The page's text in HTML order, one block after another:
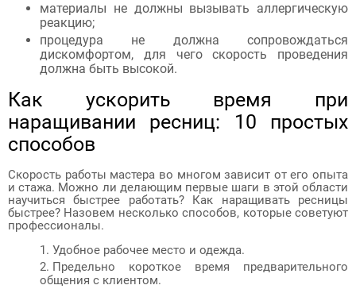
материалы не должны вызывать аллергическую
реакцию;
процедура не должна сопровождаться
дискомфортом, для чего скорость проведения
должна быть высокой.
Как ускорить время при
наращивании ресниц: 10 простых
способов
Скорость работы мастера во многом зависит от его опыта
и стажа. Можно ли делающим первые шаги в этой области
научиться быстрее работать? Как наращивать ресницы
быстрее? Назовем несколько способов, которые советуют
профессионалы.
Удобное рабочее место и одежда.
Предельно короткое время предварительного
общения с клиентом.